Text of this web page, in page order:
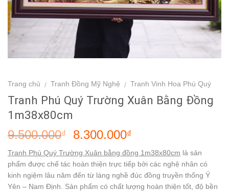
Trang chủ / Tranh Đồng Mỹ Nghệ / Tranh Vinh Hoa Phú Quý
Tranh Phú Quý Trường Xuân Bằng Đồng
1m38x80cm
9.500.000₫ 8.300.000₫
Tranh Phú Quý Trường Xuân bằng đồng 1m38x80cm là sản
phẩm được chế tác hoàn thiện trực tiếp bởi các nghệ nhân có
kinh ngiệm lâu năm đến từ làng nghề đúc đồng truyền thống Ý
Yên – Nam Định. Sản phẩm có chất lượng hoàn thiện tốt, độ bền